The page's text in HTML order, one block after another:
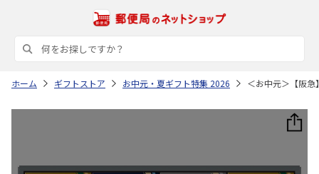
ホーム ギフトストア お中元・夏ギフト特集 2026 ＜お中元＞【阪